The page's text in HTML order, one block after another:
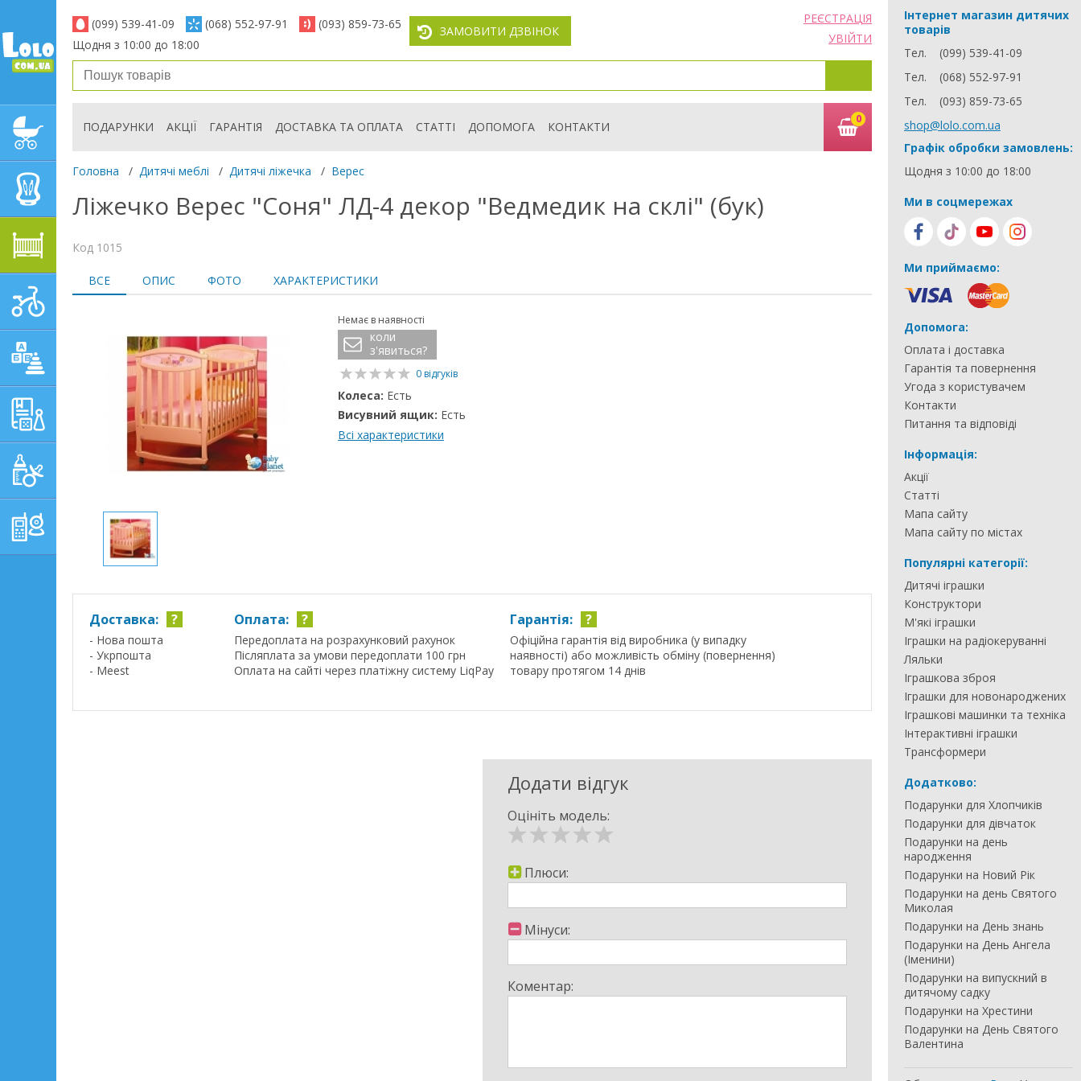
ДИТЯЧІ КОЛЯСКИ
ДИТЯЧІ МЕБЛІ
ДИТЯЧИЙ СПОРТ І
ДИТЯЧІ ІГРАШКИ
НАВЧАЛЬНО-
РОЗВИВАЮЧІ ТОВАРИ
ГІГІЄНА, ДОГЛЯД І
ТОВАРИ ДЛЯ БАТЬКІВ,
(099) 539-41-09 (068) 552-97-91
(093) 859-73-65
Щодня з 10:00 до 18:00
ЗАМОВИТИ ДЗВІНОК
РЕЄСТРАЦІЯ
УВІЙТИ
ПОДАРУНКИ АКЦІЇ ГАРАНТІЯ ДОСТАВКА ТА ОПЛАТА СТАТТІ ДОПОМОГА КОНТАКТИ
0
Головна / Дитячі меблі / Дитячі ліжечка / Верес
Ліжечко Верес "Соня" ЛД-4 декор "Ведмедик на склі" (бук)
Код 1015
ВСЕ ОПИС ФОТО ХАРАКТЕРИСТИКИ
Немає в наявності
коли
з'явиться?
0 відгуків
Колеса: Есть
Висувний ящик: Есть
Всі характеристики
Доставка: ?
- Нова пошта
- Укрпошта
- Meest
Оплата: ?
Передоплата на розрахунковий рахунок
Післяплата за умови передоплати 100 грн
Оплата на сайті через платіжну систему LiqPay
Гарантія: ?
Офіційна гарантія від виробника (у випадку
наявності) або можливість обміну (повернення)
товару протягом 14 днів
Додати відгук
Оцініть модель:
Плюси:
Мінуси:
Коментар:
Інтернет магазин дитячих
товарів
Тел.
(099) 539-41-09
Тел.
(068) 552-97-91
Тел.
(093) 859-73-65
shop@lolo.com.ua
Графік обробки замовлень:
Щодня з 10:00 до 18:00
Ми в соцмережах
Ми приймаємо:
Допомога:
Оплата і доставка
Гарантія та повернення
Угода з користувачем
Контакти
Питання та відповіді
Інформація:
Акції
Статті
Мапа сайту
Мапа сайту по містах
Популярні категорії:
Дитячі іграшки
Конструктори
М'які іграшки
Іграшки на радіокеруванні
Ляльки
Іграшкова зброя
Іграшки для новонароджених
Іграшкові машинки та техніка
Інтерактивні іграшки
Трансформери
Додатково:
Подарунки для Хлопчиків
Подарунки для дівчаток
Подарунки на день
народження
Подарунки на Новий Рік
Подарунки на день Святого
Миколая
Подарунки на День знань
Подарунки на День Ангела
(Іменини)
Подарунки на випускний в
дитячому садку
Подарунки на Хрестини
Подарунки на День Святого
Валентина